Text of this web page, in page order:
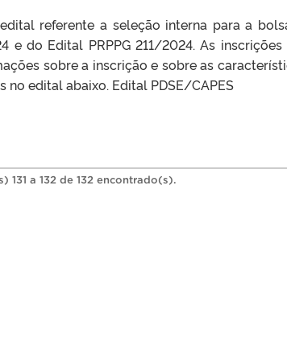
referente a seleção interna para a
e do Edital PRPPG 211/2024. As
sobre a inscrição e sobre as
no edital abaixo. Edital PDSE/CAPES
131 a 132 de 132 encontrado(s).